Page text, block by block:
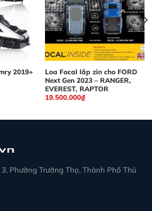
2019+
Loa Focal lắp zin cho FORD
Next Gen 2023 – RANGER,
EVEREST, RAPTOR
19.500.000₫
Phường Trường Thọ, Thành Phố Thủ